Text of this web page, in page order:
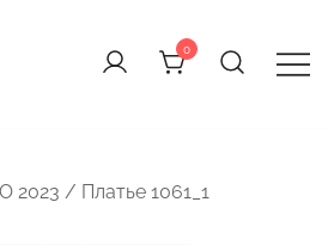
0
2023 / Платье 1061_1